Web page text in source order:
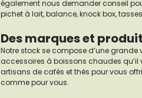
également nous demander conseil
pichet à lait, balance, knock box,
Des marques et
Notre stock se compose d’une
accessoires à boissons chaudes qu’il
artisans de cafés et thés pour vous
comme pour vous.